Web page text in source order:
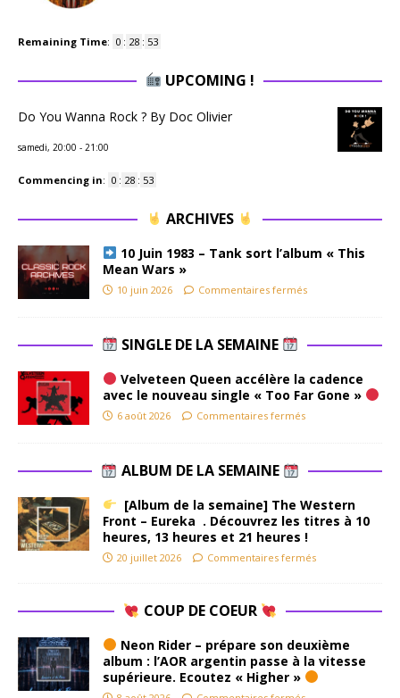
Remaining Time: 0 : 28 : 52
UPCOMING !
Do You Wanna Rock ? By Doc Olivier
samedi, 20:00 - 21:00
Commencing in: 0 : 28 : 52
ARCHIVES
10 Juin 1983 – Tank sort l’album « This
Mean Wars »
10 juin 2026 Commentaires fermés
SINGLE DE LA SEMAINE
Velveteen Queen accélère la cadence
avec le nouveau single « Too Far Gone »
6 août 2026 Commentaires fermés
ALBUM DE LA SEMAINE
[Album de la semaine] The Western
Front – Eureka . Découvrez les titres à 10
heures, 13 heures et 21 heures !
20 juillet 2026 Commentaires fermés
COUP DE COEUR
Neon Rider – prépare son deuxième
album : l’AOR argentin passe à la vitesse
supérieure. Ecoutez « Higher »